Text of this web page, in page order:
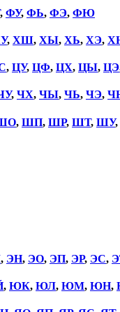
, ФУ, ФЬ, ФЭ, ФЮ
, ХШ, ХЫ, ХЬ, ХЭ,
, ЦУ, ЦФ, ЦХ, ЦЫ, ЦЭ
, ЧХ, ЧЫ, ЧЬ, ЧЭ,
, ШП, ШР, ШТ, ШУ,
, ЭН, ЭО, ЭП, ЭР, ЭС,
, ЮК, ЮЛ, ЮМ, ЮН,